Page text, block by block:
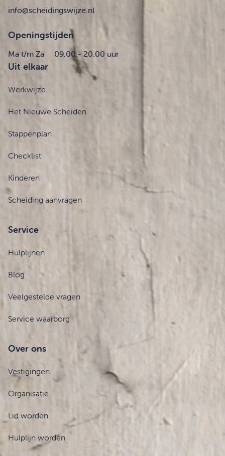
info@scheidingswijze.nl
Openingstijden
Ma t/m Za 09.00 - 20.00 uur
Uit elkaar
Werkwijze
Het Nieuwe Scheiden
Stappenplan
Checklist
Kinderen
Scheiding aanvragen
Service
Hulplijnen
Blog
Veelgestelde vragen
Service waarborg
Over ons
Vestigingen
Organisatie
Lid worden
Hulplijn worden